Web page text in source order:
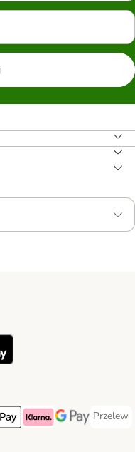
Method
Pay Payment Method
Klarna Payment Method
Google Pay
Przelew
Przelew